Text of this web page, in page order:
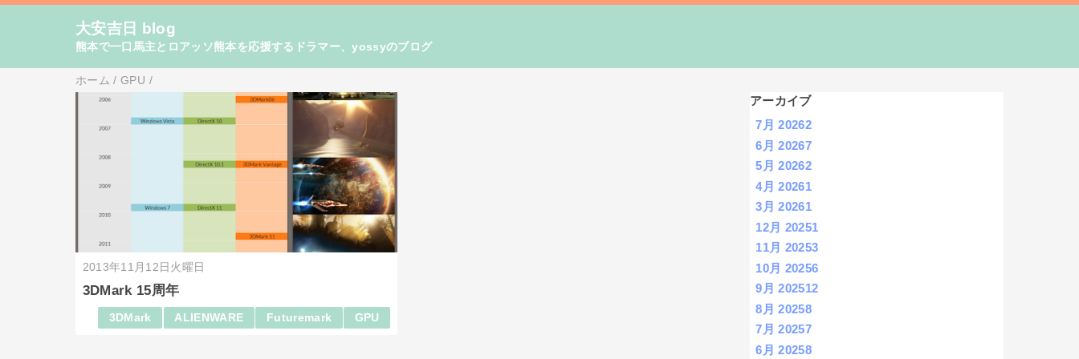
大安吉日 blog
熊本で一口馬主とロアッソ熊本を応援するドラマー、yossyのブログ
ホーム /GPU /
2013年11月12日火曜日
3DMark 15周年
3DMark ALIENWARE Futuremark GPU
アーカイブ
7月 20262
6月 20267
5月 20262
4月 20261
3月 20261
12月 20251
11月 20253
10月 20256
9月 202512
8月 20258
7月 20257
6月 20258